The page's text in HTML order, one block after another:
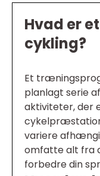
Hvad er
cykling?
Et
planlagt serie
aktiviteter, der
variere
omfatte alt fra
forbedre din